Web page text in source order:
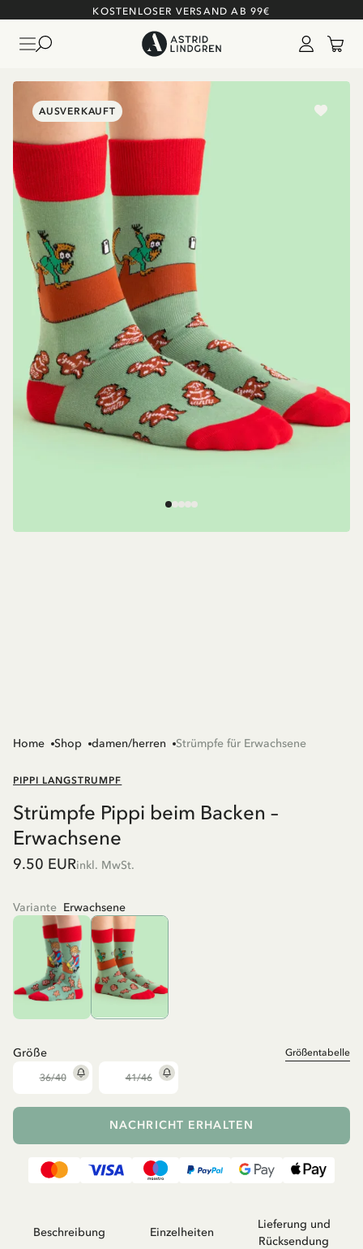
KOSTENLOSER VERSAND AB 99€
AUSVERKAUFT
Home Shop damen/herren Strümpfe für Erwachsene
PIPPI LANGSTRUMPF
Strümpfe Pippi beim Backen –
Erwachsene
9.50 EURinkl. MwSt.
Variante Erwachsene
Größe Größentabelle
36/40 41/46
NACHRICHT ERHALTEN
Beschreibung Einzelheiten
Lieferung und
Rücksendung